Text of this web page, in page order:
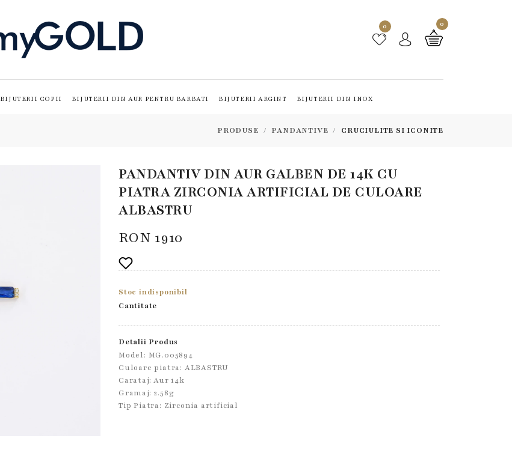
0 0
BIJUTERII COPII BIJUTERII DIN AUR PENTRU BARBATI BIJUTERII ARGINT BIJUTERII DIN INOX
PRODUSE PANDANTIVE CRUCIULITE SI ICONITE
PANDANTIV DIN AUR GALBEN DE 14K CU
PIATRA ZIRCONIA ARTIFICIAL DE CULOARE
ALBASTRU
RON 1910
Stoc indisponibil
Cantitate
Detalii Produs
Model: MG.005894
Culoare piatra: ALBASTRU
Carataj: Aur 14k
Gramaj: 2.58g
Tip Piatra: Zirconia artificial